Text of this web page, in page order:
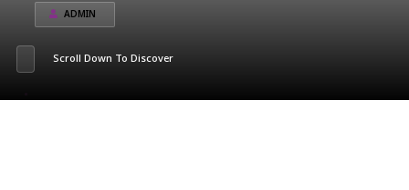
ADMIN
Scroll Down To Discover